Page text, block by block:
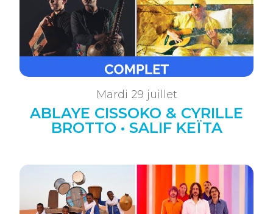
Mardi 29 juillet
ABLAYE CISSOKO & CYRILLE
BROTTO • SALIF KEÏTA